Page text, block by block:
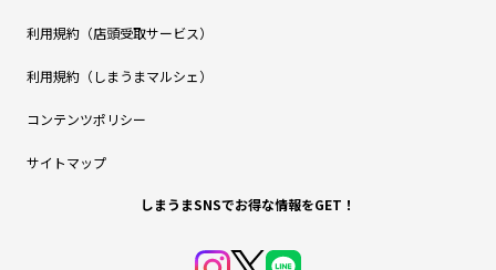
利用規約（店頭受取サービス）
利用規約（しまうまマルシェ）
コンテンツポリシー
サイトマップ
しまうまSNSでお得な情報をGET！